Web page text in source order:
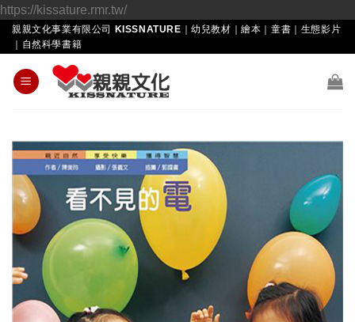
https://kissature.rmr.tw/Skip
to
親親文化事業有限公司 KISSNATURE｜幼兒教材｜繪本｜童書｜生態影片
｜自然科學書籍